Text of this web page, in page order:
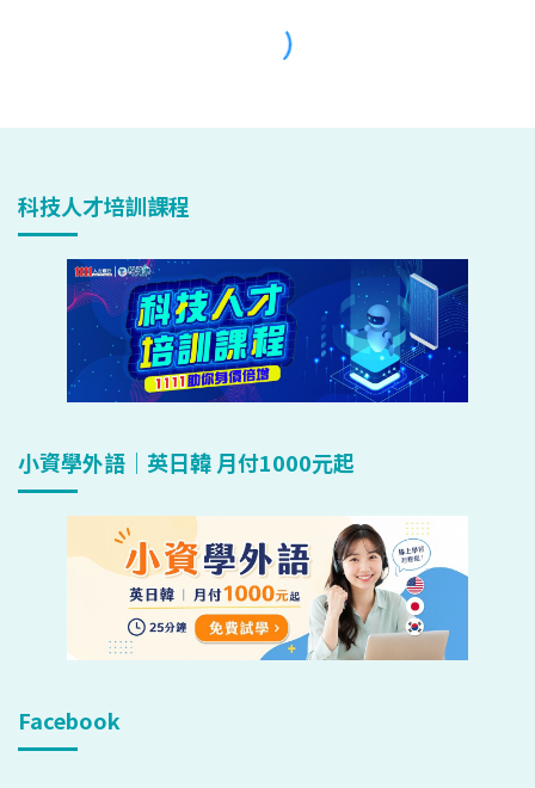
科技人才培訓課程
小資學外語｜英日韓 月付1000元起
Facebook